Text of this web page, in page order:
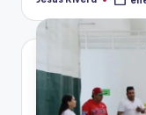
Publicado